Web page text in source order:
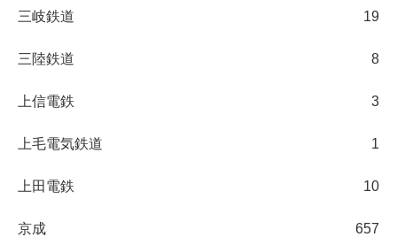
三岐鉄道 19
三陸鉄道 8
上信電鉄 3
上毛電気鉄道 1
上田電鉄 10
京成 657